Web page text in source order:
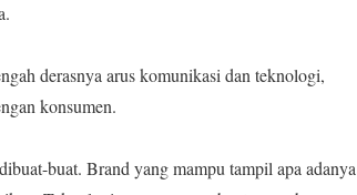
derasnya arus komunikasi dan teknologi,
konsumen.
buat. Brand yang mampu tampil apa adanya